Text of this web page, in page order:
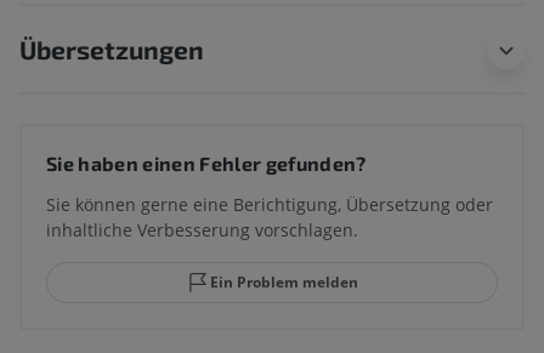
Übersetzungen
Sie haben einen Fehler gefunden?
Sie können gerne eine Berichtigung, Übersetzung oder
inhaltliche Verbesserung vorschlagen.
Ein Problem melden